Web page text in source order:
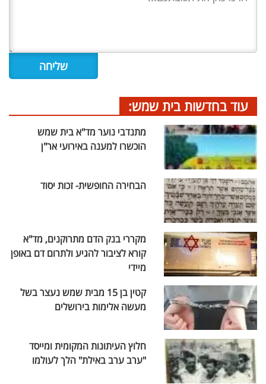
עוד בחדשות בית שמש:
מתנדבי נוער מד"א בית שמש
הוכשרו למענה באירועי אר"ן
הבחירה החופשית- זכות יסוד
מקררי בנק הדם מתרוקנים, מד"א
קורא לציבור להגיע ולתרום דם באופן
מיידי
קטין בן 15 מבית שמש נעצר בשל
מעשה אלימות בירושלים
חלוץ העיתונות המקומית ומייסד
"ערב ערב באילת" הלך לעולמו